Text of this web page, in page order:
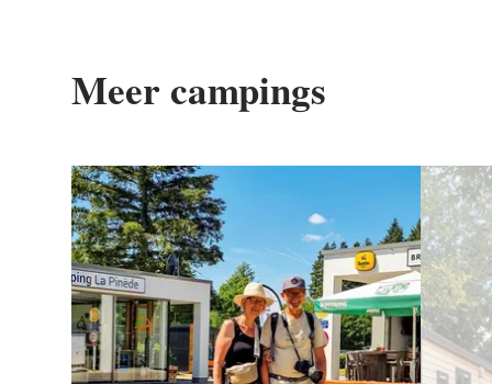
Meer campings
Details & Boek